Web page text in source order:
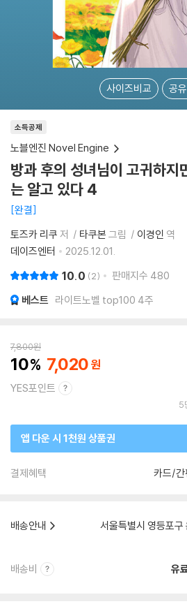
사이즈비교 공
소득공제
노블엔진 Novel Engine
방과 후의 성녀님이 고귀하지
는 알고 있다 4
완결
토즈카 리쿠 저 타쿠본 그림 이경인 역
데이즈엔터
2025.12.01.
10.0 2 판매지수 480
베스트 라이트노벨 top100 4주
7,800원
10 7,020
YES포인트
5
앱 다운 시 1천원 상품권
결제혜택 카드/간
배송안내
서울특별시 영등포구
배송비 유